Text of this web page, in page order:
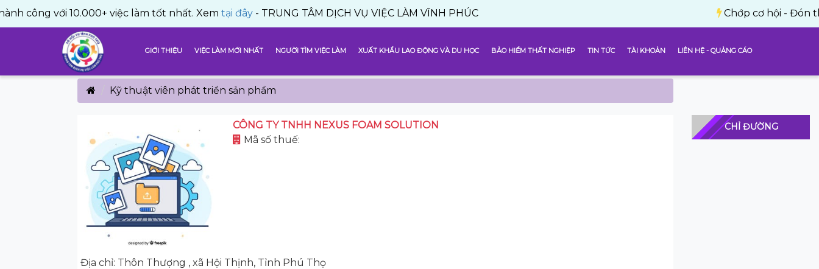
10.000+ việc làm tốt nhất. Xem tại đây- TRUNG TÂM DỊCH VỤ VIỆC LÀM VĨNH PHÚC Chớp cơ hội - Đón thành
GIỚI THIỆU VIỆC LÀM MỚI NHẤT NGƯỜI TÌM VIỆC LÀM XUẤT KHẨU LAO ĐỘNG VÀ DU HỌC BẢO HIỂM THẤT NGHIỆP TIN TỨC TÀI KHOẢN LIÊN HỆ - QUẢNG CÁO
Kỹ thuật viên phát triển sản phẩm
CÔNG TY TNHH NEXUS FOAM SOLUTION
Mã số thuế:
Địa chỉ: Thôn Thượng , xã Hội Thịnh, Tỉnh Phú Thọ
CHỈ ĐƯỜNG